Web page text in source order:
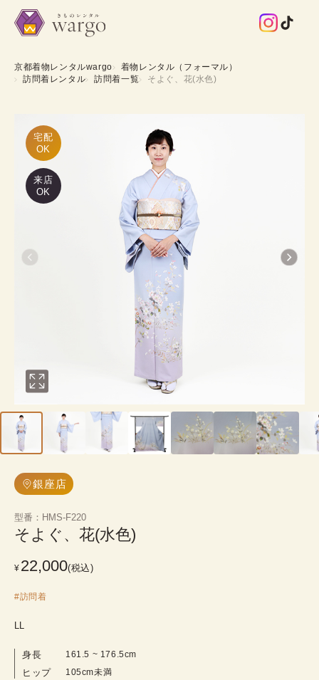
京都着物レンタルwargo
着物レンタル（フォーマル）
訪問着レンタル
訪問着一覧 そよぐ、花(水色)
宅配
OK
来店
OK
銀座店
型番 ： HMS-F220
そよぐ、花(水色)
¥ 22,000(税込)
#訪問着
LL
身長 161.5 ~ 176.5cm
ヒップ 105cm未満